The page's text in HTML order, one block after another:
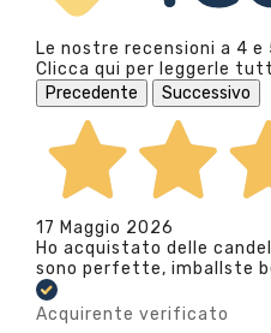
Le nostre recensioni a 4 e
Clicca qui per leggerle
Precedente
Successivo
17 Maggio 2026
Ho acquistato delle
sono perfette, imballste
Acquirente verificato